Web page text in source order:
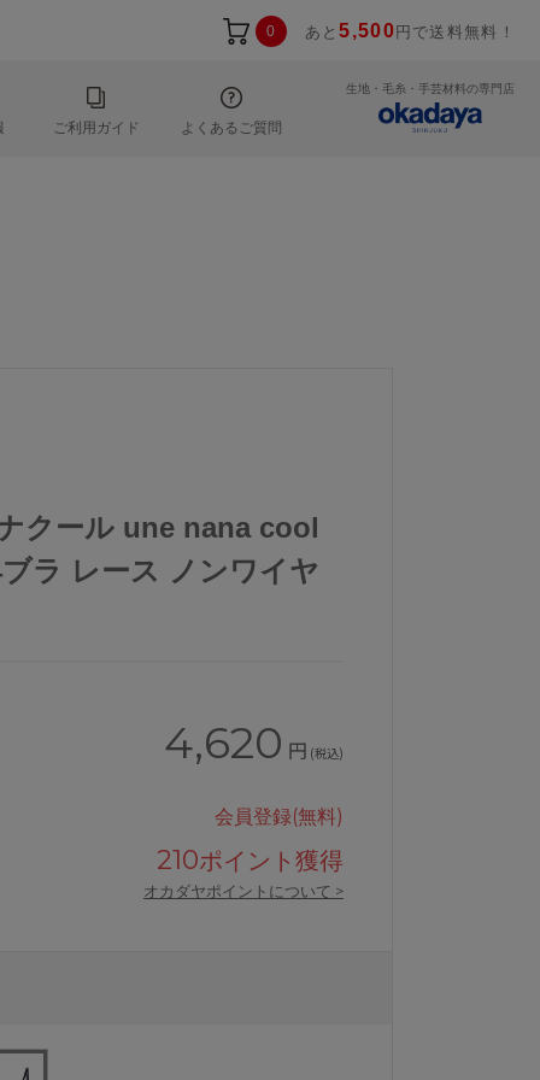
0 あと5,500 円で送料無料！
ご利用ガイド よくあるご質問
生地・毛糸・手芸材料の専門店
クール une nana cool
ラ レース ノンワイヤ
4,620 円 (税込)
会員登録(無料)
210ポイント獲得
オカダヤポイントについて >